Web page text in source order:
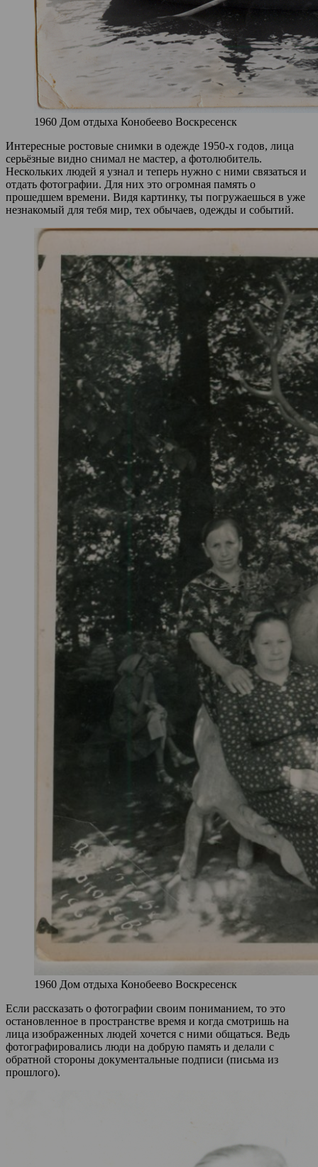
1960 Дом отдыха Конобеево Воскресенск
Интересные ростовые снимки в одежде 1950-х годов, лица
серьёзные видно снимал не мастер, а фотолюбитель.
Нескольких людей я узнал и теперь нужно с ними связаться и
отдать фотографии. Для них это огромная память о
прошедшем времени. Видя картинку, ты погружаешься в уже
незнакомый для тебя мир, тех обычаев, одежды и событий.
1960 Дом отдыха Конобеево Воскресенск
Если рассказать о фотографии своим пониманием, то это
остановленное в пространстве время и когда смотришь на
лица изображенных людей хочется с ними общаться. Ведь
фотографировались люди на добрую память и делали с
обратной стороны документальные подписи (письма из
прошлого).